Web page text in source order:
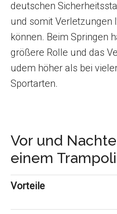
deutschen
und somit Verletzungen
können. Beim Springen
größere Rolle und das
udem höher als bei
Sportarten.
Vor und
einem
Vorteile